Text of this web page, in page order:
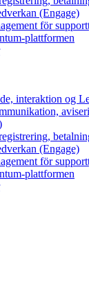
(Engage)
för
plattformen
interaktion og
(Engage)
för
plattformen